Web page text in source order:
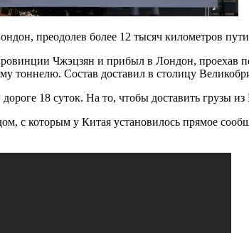
преодолев более 12 тысяч километров
Чжэцзян и прибыл в Лондон, проехав
Состав доставил в столицу
18 суток. На то, чтобы доставить
с которым у Китая установилось прямое